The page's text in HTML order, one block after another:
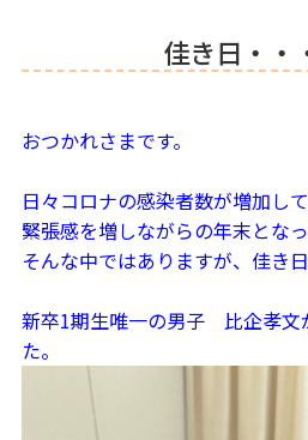
佳き日・・
おつかれさまです。
日々コロナの感染者数が増加し
緊張感を増しながらの年末とな
そんな中ではありますが、佳き日
新卒1期生唯一の男子 比企孝文
た。